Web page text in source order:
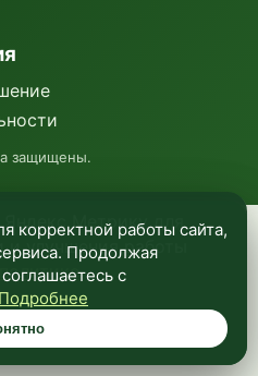
Метрику для
улучшения работы
защищены.
корректной работы сайта,
Продолжая
с
Подробнее